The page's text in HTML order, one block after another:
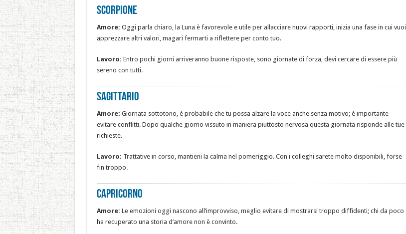
Scorpione
Amore: Oggi parla chiaro, la Luna è favorevole e utile per allacciare nuovi rapporti, inizia una fase in cui vuoi
apprezzare altri valori, magari fermarti a riflettere per conto tuo.
Lavoro: Entro pochi giorni arriveranno buone risposte, sono giornate di forza, devi cercare di essere più
sereno con tutti.
Sagittario
Amore: Giornata sottotono, è probabile che tu possa alzare la voce anche senza motivo; è importante
evitare conflitti. Dopo qualche giorno vissuto in maniera piuttosto nervosa questa giornata risponde alle tue
richieste.
Lavoro: Trattative in corso, mantieni la calma nel pomeriggio. Con i colleghi sarete molto disponibili, forse
fin troppo.
Capricorno
Amore: Le emozioni oggi nascono all’improvviso, meglio evitare di mostrarsi troppo diffidenti; chi da poco
ha recuperato una storia d’amore non è convinto.